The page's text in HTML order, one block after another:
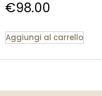
€98.00
Aggiungi al carrello